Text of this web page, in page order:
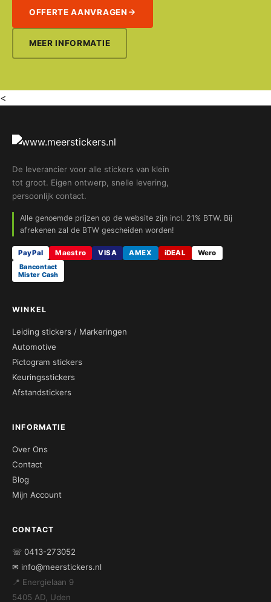
OFFERTE AANVRAGEN
MEER INFORMATIE
<
De leverancier voor alle stickers van klein
tot groot. Eigen ontwerp, snelle levering,
persoonlijk contact.
Alle genoemde prijzen op de website zijn incl. 21% BTW. Bij
afrekenen zal de BTW gescheiden worden!
PayPal Maestro VISA AMEX iDEAL
Wero
Bancontact
Mister Cash
WINKEL
Leiding stickers / Markeringen
Automotive
Pictogram stickers
Keuringsstickers
Afstandstickers
INFORMATIE
Over Ons
Contact
Blog
Mijn Account
CONTACT
☏ 0413-273052
✉ info@meerstickers.nl
📍 Energielaan 9
5405 AD, Uden